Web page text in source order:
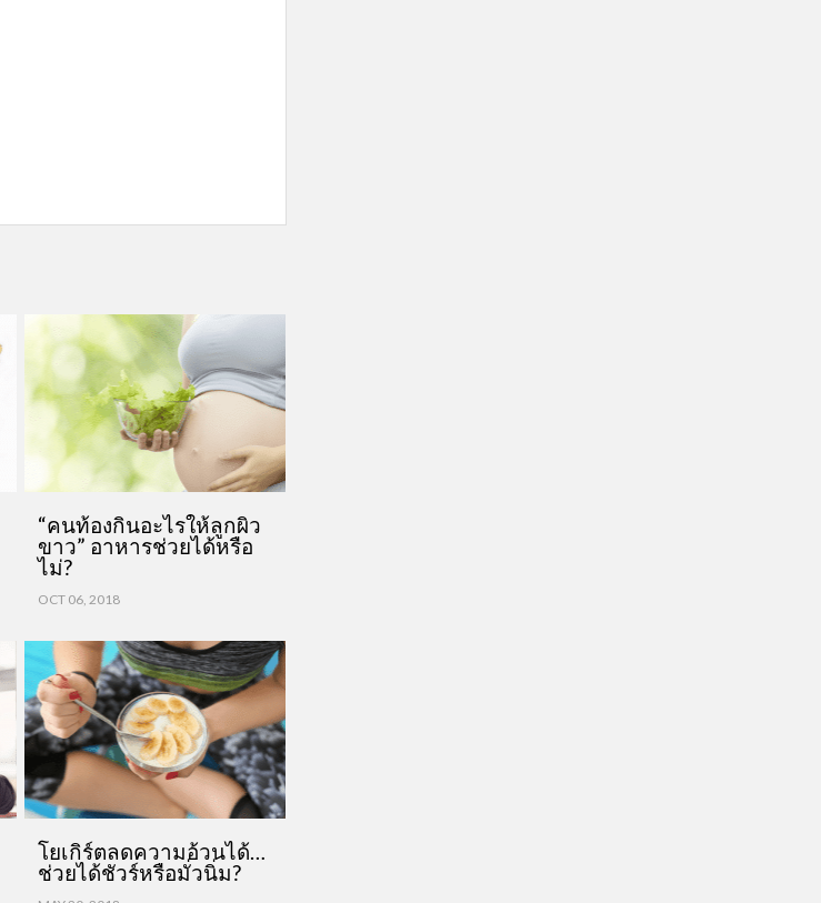
“คนท้องกินอะไรให้ลูกผิว
ขาว” อาหารช่วยได้หรือ
ไม่?
OCT 06, 2018
โยเกิร์ตลดความอ้วนได้…
ช่วยได้ชัวร์หรือมั่วนิ่ม?